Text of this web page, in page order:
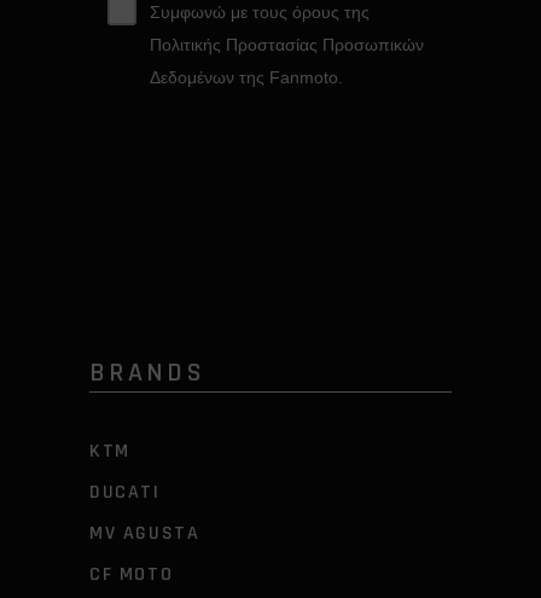
Συμφωνώ με τους όρους της
Πολιτικής Προστασίας Προσωπικών
Δεδομένων της Fanmoto.
BRANDS
KTM
DUCATI
MV AGUSTA
CF MOTO